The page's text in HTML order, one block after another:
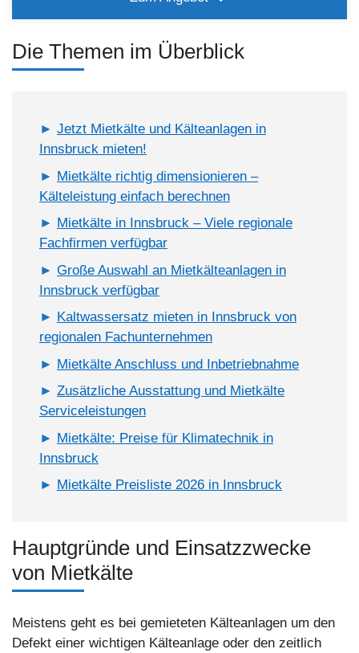
Die Themen im Überblick
Jetzt Mietkälte und Kälteanlagen in
Innsbruck mieten!
Mietkälte richtig dimensionieren –
Kälteleistung einfach berechnen
Mietkälte in Innsbruck – Viele regionale
Fachfirmen verfügbar
Große Auswahl an Mietkälteanlagen in
Innsbruck verfügbar
Kaltwassersatz mieten in Innsbruck von
regionalen Fachunternehmen
Mietkälte Anschluss und Inbetriebnahme
Zusätzliche Ausstattung und Mietkälte
Serviceleistungen
Mietkälte: Preise für Klimatechnik in
Innsbruck
Mietkälte Preisliste 2026 in Innsbruck
Hauptgründe und Einsatzzwecke
von Mietkälte
Meistens geht es bei gemieteten Kälteanlagen um den
Defekt einer wichtigen Kälteanlage oder den zeitlich